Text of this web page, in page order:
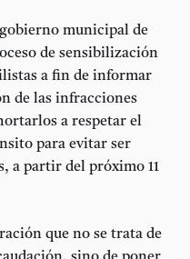
municipal de
de sensibilización
a fin de informar
de las infracciones
a respetar el
para evitar ser
a partir del próximo 11
que no se trata de